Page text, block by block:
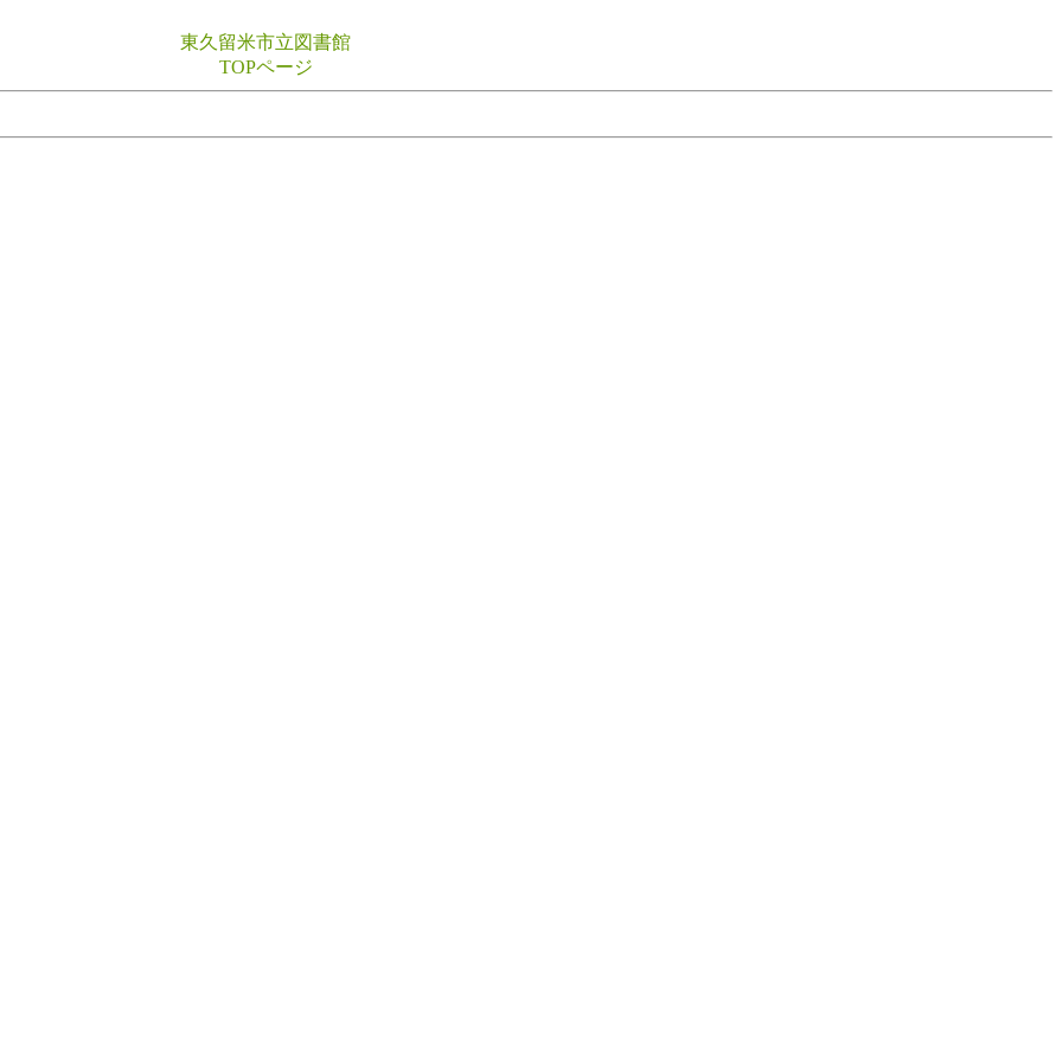
東久留米市立図書館
TOPページ